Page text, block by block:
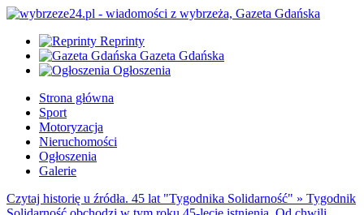
Reprinty
Gazeta Gdańska
Ogłoszenia
Strona główna
Sport
Motoryzacja
Nieruchomości
Ogłoszenia
Galerie
Czytaj historię u źródła. 45 lat "Tygodnika Solidarność" » Tygodnik